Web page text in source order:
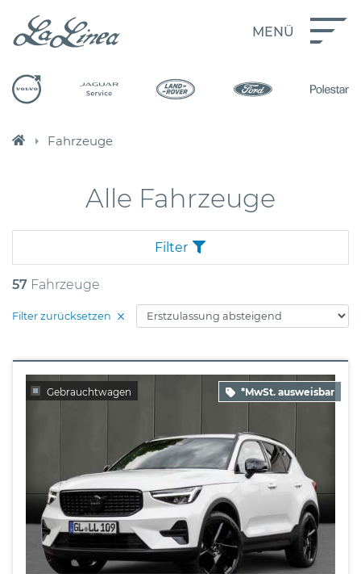
MENÜ
Fahrzeuge
Alle Fahrzeuge
Filter
57 Fahrzeuge
Filter zurücksetzen
Gebrauchtwagen *MwSt. ausweisbar